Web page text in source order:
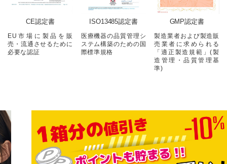
CE認定書
EU市場に製品を 販
売・流通させるために
必要な認証
ISO13485認定書
医療機器の品質管理シ
ステム構築のための国
際標準規格
GMP認定書
製造業者および製造販
売業者に求められる
「適正製造規範」(製
造管理・品質管理基
準)